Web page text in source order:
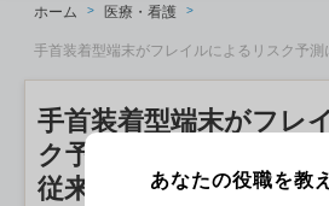
ホーム 医療・看護
手首装着型端末がフレイルによるリスク予測
手首装着型端末がフレ
ク予測に有用か
従来の評価方法に劣ら
あなたの役職を教